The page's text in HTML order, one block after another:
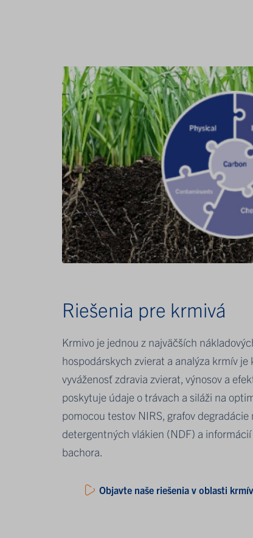
Riešenia pre krmivá
Krmivo je jednou z najväčších
hospodárskych zvierat a analýza krmív je
vyváženosť zdravia zvierat, výnosov a
poskytuje údaje o trávach a siláži na
pomocou testov NIRS, grafov
detergentných vlákien (NDF) a
bachora.
Objavte naše riešenia v oblasti krmív